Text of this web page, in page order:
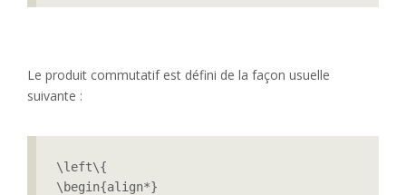
Le produit commutatif est défini de la façon usuelle
suivante :
\left\{
\begin{align*}